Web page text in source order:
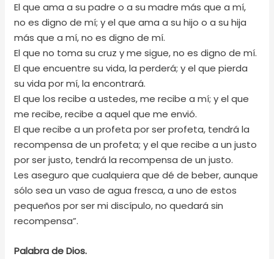
El que ama a su padre o a su madre más que a mí,
no es digno de mí; y el que ama a su hijo o a su hija
más que a mí, no es digno de mí.
El que no toma su cruz y me sigue, no es digno de mí.
El que encuentre su vida, la perderá; y el que pierda
su vida por mí, la encontrará.
El que los recibe a ustedes, me recibe a mí; y el que
me recibe, recibe a aquel que me envió.
El que recibe a un profeta por ser profeta, tendrá la
recompensa de un profeta; y el que recibe a un justo
por ser justo, tendrá la recompensa de un justo.
Les aseguro que cualquiera que dé de beber, aunque
sólo sea un vaso de agua fresca, a uno de estos
pequeños por ser mi discípulo, no quedará sin
recompensa”.
Palabra de Dios.